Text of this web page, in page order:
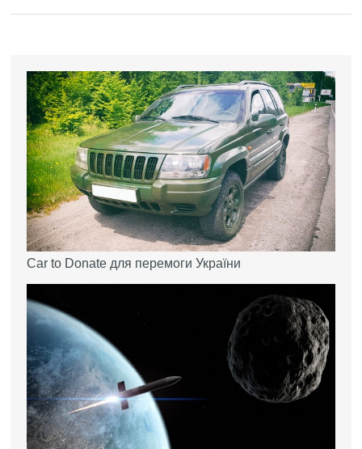
Car to Donate для перемоги України